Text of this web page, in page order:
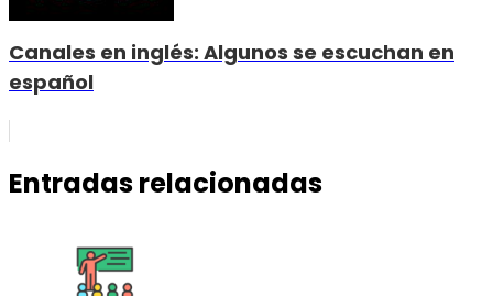
Canales en inglés: Algunos se escuchan en
español
Entradas relacionadas